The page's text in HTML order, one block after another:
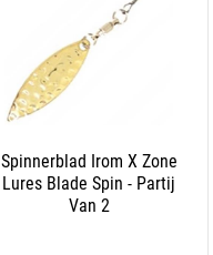
Spinnerblad Irom X Zone
Lures Blade Spin - Partij
Van 2